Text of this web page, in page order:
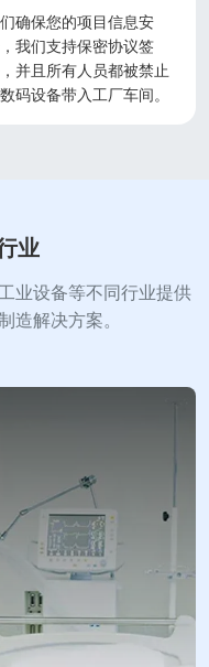
确保您的项目信息安
我们支持保密协议签
并且所有人员都被禁止
码设备带入工厂车间。
业
业设备等不同行业提供
造解决方案。